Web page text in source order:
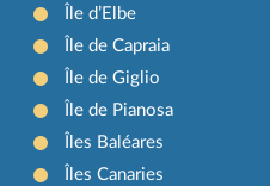
Île d’Elbe
Île de Capraia
Île de Giglio
Île de Pianosa
Îles Baléares
Îles Canaries